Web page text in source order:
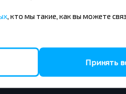
, кто мы такие, как вы можете
Принять